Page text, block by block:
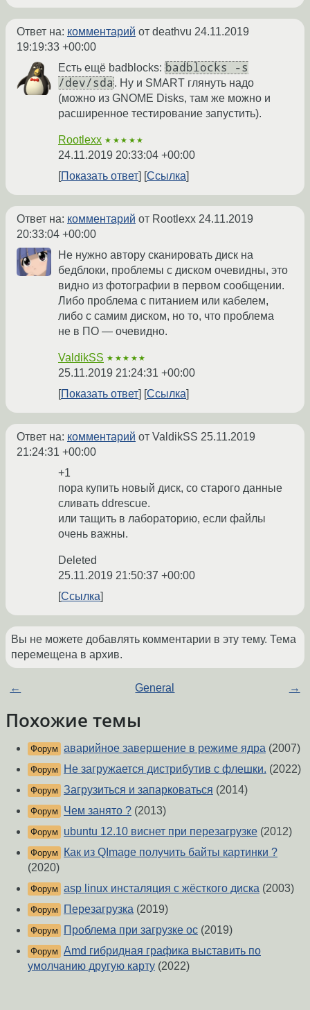
Ответ на: комментарий от deathvu 24.11.2019
19:19:33 +00:00
Есть ещё badblocks: badblocks -s
/dev/sda . Ну и SMART глянуть надо
(можно из GNOME Disks, там же можно и
расширенное тестирование запустить).
Rootlexx ★★★★★
24.11.2019 20:33:04 +00:00
Показать ответ
Ссылка
Ответ на: комментарий от Rootlexx 24.11.2019
20:33:04 +00:00
Не нужно автору сканировать диск на
бедблоки, проблемы с диском очевидны, это
видно из фотографии в первом сообщении.
Либо проблема с питанием или кабелем,
либо с самим диском, но то, что проблема
не в ПО — очевидно.
ValdikSS ★★★★★
25.11.2019 21:24:31 +00:00
Показать ответ
Ссылка
Ответ на: комментарий от ValdikSS 25.11.2019
21:24:31 +00:00
+1
пора купить новый диск, со старого данные
сливать ddrescue.
или тащить в лабораторию, если файлы
очень важны.
Deleted
25.11.2019 21:50:37 +00:00
Ссылка
Вы не можете добавлять комментарии в эту тему. Тема
перемещена в архив.
← General →
Похожие темы
Форум аварийное завершение в режиме ядра (2007)
Форум Не загружается дистрибутив с флешки. (2022)
Форум Загрузиться и запарковаться (2014)
Форум Чем занято ? (2013)
Форум ubuntu 12.10 виснет при перезагрузке (2012)
Форум
Как из QImage получить байты картинки ?
(2020)
Форум asp linux инсталяция с жёсткого диска (2003)
Форум Перезагрузка (2019)
Форум Проблема при загрузке ос (2019)
Форум Amd гибридная графика выставить по
умолчанию другую карту (2022)